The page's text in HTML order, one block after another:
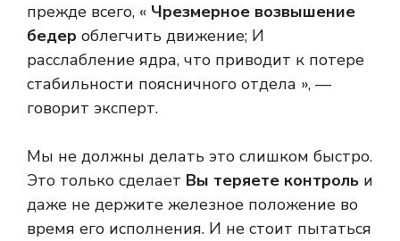
прежде всего, « Чрезмерное возвышение
бедер облегчить движение; И
расслабление ядра, что приводит к потере
стабильности поясничного отдела », —
говорит эксперт.
Мы не должны делать это слишком быстро.
Это только сделает Вы теряете контроль и
даже не держите железное положение во
время его исполнения. И не стоит пытаться